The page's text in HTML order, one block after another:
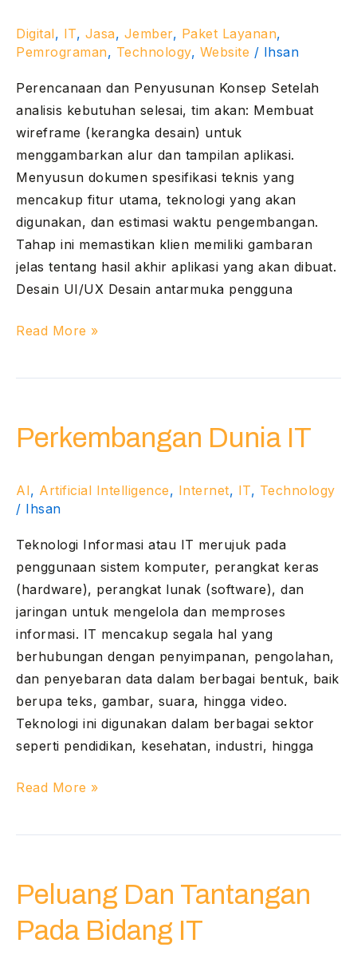
Digital, IT, Jasa, Jember, Paket Layanan,
Pemrograman, Technology, Website / Ihsan
Perencanaan dan Penyusunan Konsep Setelah
analisis kebutuhan selesai, tim akan: Membuat
wireframe (kerangka desain) untuk
menggambarkan alur dan tampilan aplikasi.
Menyusun dokumen spesifikasi teknis yang
mencakup fitur utama, teknologi yang akan
digunakan, dan estimasi waktu pengembangan.
Tahap ini memastikan klien memiliki gambaran
jelas tentang hasil akhir aplikasi yang akan dibuat.
Desain UI/UX Desain antarmuka pengguna
Read More »
Perkembangan Dunia IT
AI, Artificial Intelligence, Internet, IT, Technology
/ Ihsan
Teknologi Informasi atau IT merujuk pada
penggunaan sistem komputer, perangkat keras
(hardware), perangkat lunak (software), dan
jaringan untuk mengelola dan memproses
informasi. IT mencakup segala hal yang
berhubungan dengan penyimpanan, pengolahan,
dan penyebaran data dalam berbagai bentuk, baik
berupa teks, gambar, suara, hingga video.
Teknologi ini digunakan dalam berbagai sektor
seperti pendidikan, kesehatan, industri, hingga
IT
Read More »
Peluang Dan Tantangan
Pada Bidang IT
Tantangan
Bidang